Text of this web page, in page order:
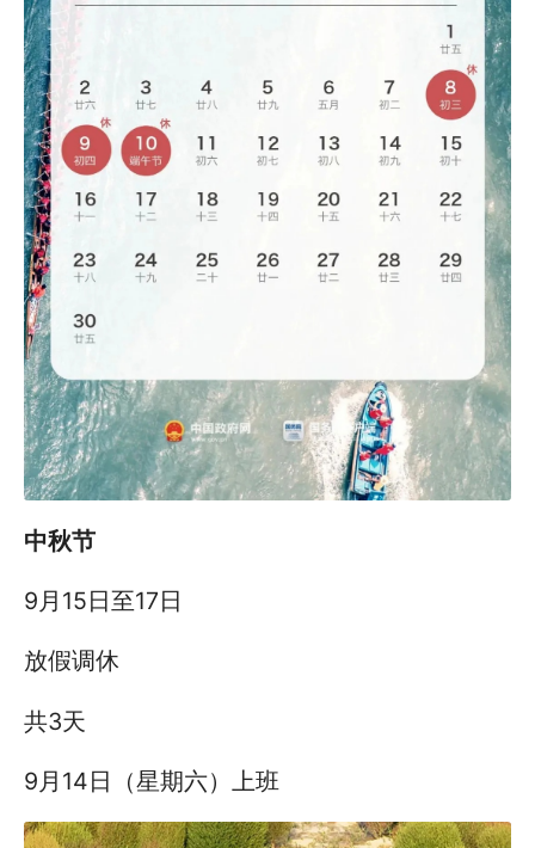
中秋节
9月15日至17日
放假调休
共3天
9月14日（星期六）上班